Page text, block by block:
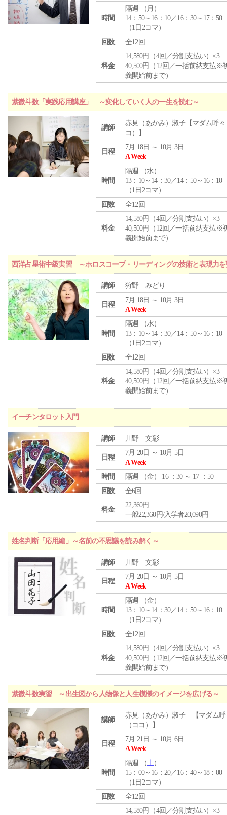
時間
隔週 （ 月 ）
14：50～16：10／16：30～17：50
（1日2コマ）
回数
全12回
料金
14,580円（4回／分割支払い）×3
40,500円（12回／一括前納支払※
義開始前まで）
紫微斗数「実践応用講座」 ～変化していく人の一生を読む～
講師
赤見（あかみ）淑子【マダム呼々
コ）】
日程
7月 18日 ～ 10月 3日
A Week
時間
隔週 （水）
13：10～14：30／14：50～16：10
（1日2コマ）
回数
全12回
料金
14,580円（4回／分割支払い）×3
40,500円（12回／一括前納支払※
義開始前まで）
西洋占星術中級実習 ～ホロスコープ・リーディングの技術と表現力
講師 狩野 みどり
日程
7月 18日 ～ 10月 3日
A Week
時間
隔週 （水）
13：10～14：30／14：50～16：10
（1日2コマ）
回数
全12回
料金
14,580円（4回／分割支払い）×3
40,500円（12回／一括前納支払※
義開始前まで）
イーチンタロット入門
講師 川野 文彰
日程
7月 20日 ～ 10月 5日
A Week
時間
隔週 （金） 16 ：30 ～ 17 ：50
回数
全6回
料金
22,360円
一般22,360円/入学者20,090円
姓名判断「応用編」～名前の不思議を読み解く～
講師 川野 文彰
日程
7月 20日 ～ 10月 5日
A Week
時間
隔週 （金）
13：10～14：30／14：50～16：10
（1日2コマ）
回数
全12回
料金
14,580円（4回／分割支払い）×3
40,500円（12回／一括前納支払※
義開始前まで）
紫微斗数実習 ～出生図から人物像と人生模様のイメージを広げる～
講師
赤見（あかみ）淑子 【マダム呼
（ココ）】
日程
7月 21日 ～ 10月 6日
A Week
時間
隔週 （土）
15：00～16：20／16：40～18：00
（1日2コマ）
回数
全12回
14,580円（4回／分割支払い）×3